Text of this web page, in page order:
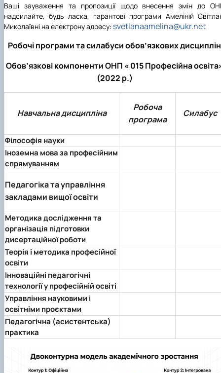
Ваші зауваження та пропозиції щодо внесення змін до
надсилайте, будь ласка, гарантові програми Амеліній
Миколаївні на електрону адресу: svetlanaamelina@ukr.net
Робочі програми та силабуси обов’язкових дисциплін
Обов’язкові компоненти ОНП « 015 Професійна
(2022 р.)
Навчальна дисципліна
Робоча
програма
Силабус
Філософія науки
Іноземна мова за професійним
спрямуванням
Педагогіка та управління
закладами вищої освіти
Методика дослідження та
організація підготовки
дисертаційної роботи
Теорія і методика професійної
освіти
Інноваційні педагогічні
технології у професійній освіті
Управління науковими і
освітніми проєктами
Педагогічна (асистентська)
практика